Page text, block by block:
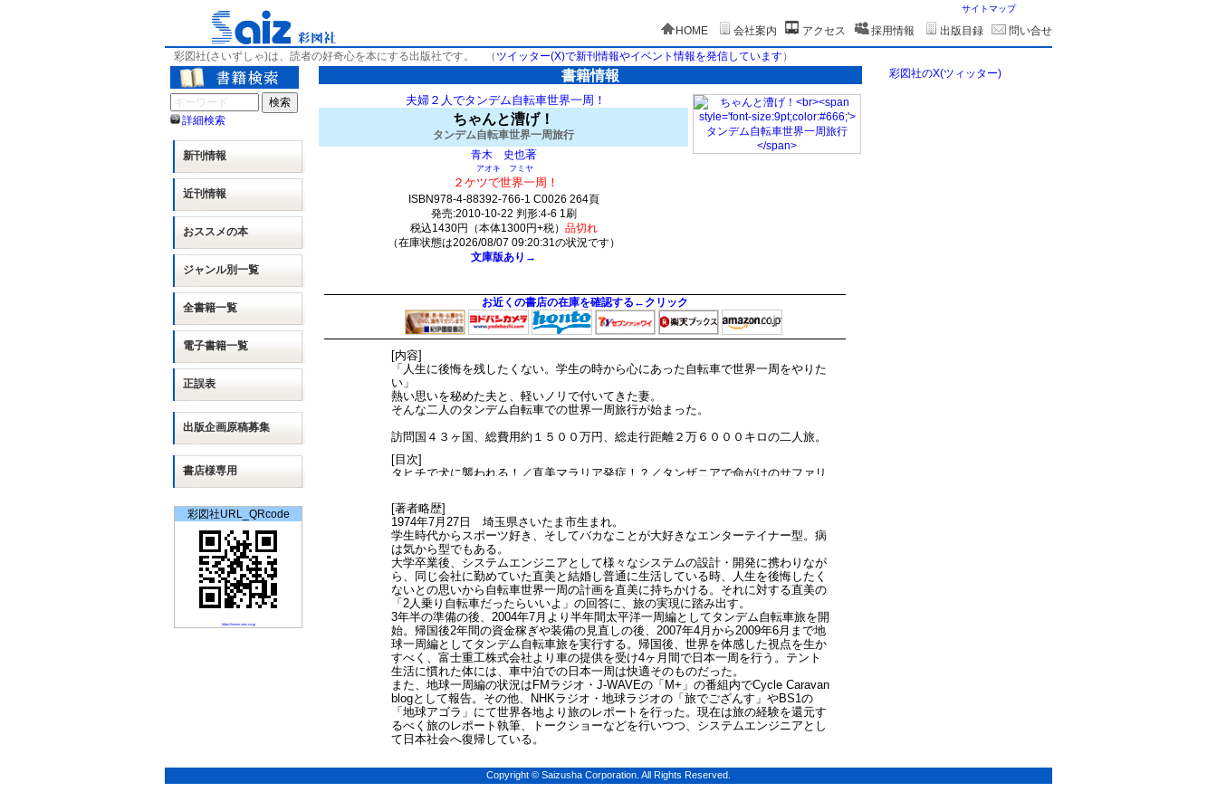
サイトマップ
HOME 会社案内 アクセス 採用情報 出版目録
問い合せ
彩図社(さいずしゃ)は、読者の好奇心を本にする出版社です。
（ ツイッター(X)で新刊情報やイベント情報を発信しています）
詳細検索
新刊情報
近刊情報
おススメの本
ジャンル別一覧
全書籍一覧
電子書籍一覧
正誤表
出版企画原稿募集
書店様専用
彩図社URL_QRcode
https://www.saiz.co.jp
書籍情報
夫婦２人でタンデム自転車世界一周！
ちゃんと漕げ！
タンデム自転車世界一周旅行
青木 史也著
アオキ フミヤ
２ケツで世界一周！
ISBN978-4-88392-766-1 C0026 264頁
発売:2010-10-22 判形:4-6 1刷
税込1430円（本体1300円+税） 品切れ
（在庫状態は2026/08/07 09:20:31の状況です）
文庫版あり→
お近くの書店の在庫を確認する←クリック
[内容]
「人生に後悔を残したくない。学生の時から心にあった自転車で世界一周をやりた
い」
熱い思いを秘めた夫と、軽いノリで付いてきた妻。
そんな二人のタンデム自転車での世界一周旅行が始まった。
訪問国４３ヶ国、総費用約１５００万円、総走行距離２万６０００キロの二人旅。
[目次]
タヒチで犬に襲われる！／直美マラリア発症！？／タンザニアで命がけのサファリ
で投石事件／チリでまさかの手術！／タヒチでテロ！？／恐怖、タイのゴーストタ
ウン／タンザニアで直美を置き忘れ／ハンガリーの全裸キャンプ場／日本で泥
棒！！
[著者略歴]
1974年7月27日 埼玉県さいたま市生まれ。
学生時代からスポーツ好き、そしてバカなことが大好きなエンターテイナー型。病
は気から型でもある。
大学卒業後、システムエンジニアとして様々なシステムの設計・開発に携わりなが
ら、同じ会社に勤めていた直美と結婚し普通に生活している時、人生を後悔したく
ないとの思いから自転車世界一周の計画を直美に持ちかける。それに対する直美の
「2人乗り自転車だったらいいよ」の回答に、旅の実現に踏み出す。
3年半の準備の後、2004年7月より半年間太平洋一周編としてタンデム自転車旅を開
始。帰国後2年間の資金稼ぎや装備の見直しの後、2007年4月から2009年6月まで地
球一周編としてタンデム自転車旅を実行する。帰国後、世界を体感した視点を生か
すべく、富士重工株式会社より車の提供を受け4ヶ月間で日本一周を行う。テント
生活に慣れた体には、車中泊での日本一周は快適そのものだった。
また、地球一周編の状況はFMラジオ・J-WAVEの「M+」の番組内でCycle Caravan
blogとして報告。その他、NHKラジオ・地球ラジオの「旅でござんす」やBS1の
「地球アゴラ」にて世界各地より旅のレポートを行った。現在は旅の経験を還元す
るべく旅のレポート執筆、トークショーなどを行いつつ、システムエンジニアとし
て日本社会へ復帰している。
彩図社のX(ツィッター)
Copyright © Saizusha Corporation. All Rights Reserved.